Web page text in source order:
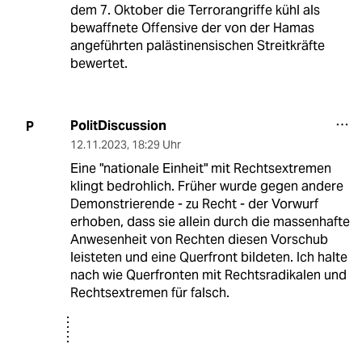
dem 7. Oktober die Terrorangriffe kühl als
bewaffnete Offensive der von der Hamas
angeführten palästinensischen Streitkräfte
bewertet.
P PolitDiscussion
12.11.2023, 18:29 Uhr
Eine "nationale Einheit" mit Rechtsextremen
klingt bedrohlich. Früher wurde gegen andere
Demonstrierende - zu Recht - der Vorwurf
erhoben, dass sie allein durch die massenhafte
Anwesenheit von Rechten diesen Vorschub
leisteten und eine Querfront bildeten. Ich halte
nach wie Querfronten mit Rechtsradikalen und
Rechtsextremen für falsch.